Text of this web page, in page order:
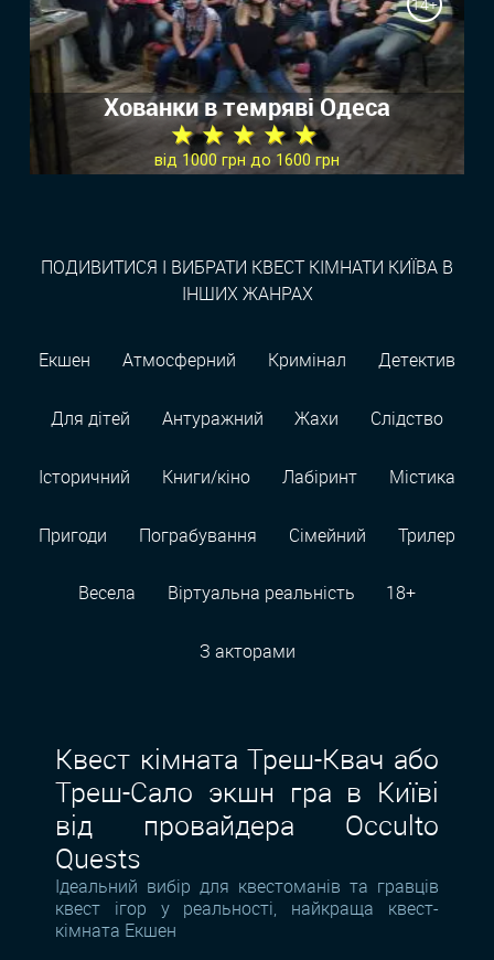
Хованки в темряві Одеса
★ ★ ★ ★ ★
від 1000 грн до 1600 грн
ПОДИВИТИСЯ І ВИБРАТИ КВЕСТ КІМНАТИ КИЇВА В
ІНШИХ ЖАНРАХ
Екшен Атмосферний Кримінал Детектив
Для дітей Антуражний Жахи Слідство
Історичний Книги/кіно Лабіринт Містика
Пригоди Пограбування Сімейний Трилер
Весела Віртуальна реальність 18+
З акторами
Квест кімната Треш-Квач або
Треш-Сало экшн гра в Київі
від провайдера Occulto
Quests
Ідеальний вибір для квестоманів та гравців
квест ігор у реальності, найкраща квест-
кімната Екшен